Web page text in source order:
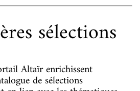
sélections
Altaïr enrichissent
de sélections